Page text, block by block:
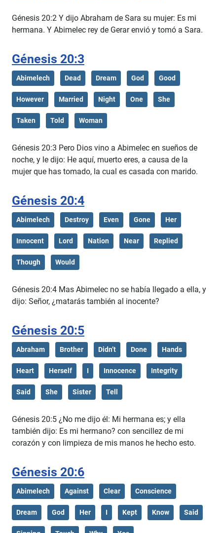
Génesis 20:2 Y dijo Abraham de Sara su mujer: Es mi
hermana. Y Abimelec rey de Gerar envió y tomó a Sara.
Génesis 20:3
Abimelech Dead Dream God Good
However Married Night One She
Taken Told Woman
Génesis 20:3 Pero Dios vino a Abimelec en sueños de
noche, y le dijo: He aquí, muerto eres, a causa de la
mujer que has tomado, la cual es casada con marido.
Génesis 20:4
Abimelech Destroy Even Gone Her
Innocent Lord Nation Near Replied
Though Would
Génesis 20:4 Mas Abimelec no se había llegado a ella, y
dijo: Señor, ¿matarás también al inocente?
Génesis 20:5
Abraham Brother Didn’t Done Hands
Heart Herself I Innocence Integrity
Said She Sister Tell
Génesis 20:5 ¿No me dijo él: Mi hermana es; y ella
también dijo: Es mi hermano? con sencillez de mi
corazón y con limpieza de mis manos he hecho esto.
Génesis 20:6
Abimelech Against Clear Conscience
Dream God Her I Kept Know Said